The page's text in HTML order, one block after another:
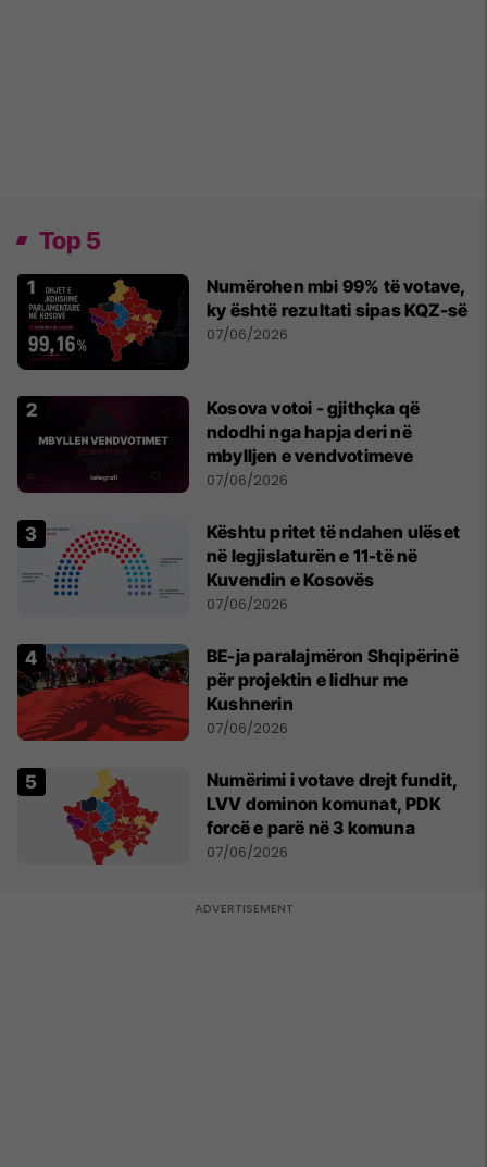
Top 5
Numërohen mbi 99% të votave,
ky është rezultati sipas KQZ-së
07/06/2026
Kosova votoi - gjithçka që
ndodhi nga hapja deri në
mbylljen e vendvotimeve
07/06/2026
Kështu pritet të ndahen ulëset
në legjislaturën e 11-të në
Kuvendin e Kosovës
07/06/2026
BE-ja paralajmëron Shqipërinë
për projektin e lidhur me
Kushnerin
07/06/2026
Numërimi i votave drejt fundit,
LVV dominon komunat, PDK
forcë e parë në 3 komuna
07/06/2026